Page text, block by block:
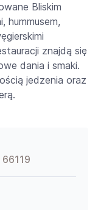
Bliskim
hummusem,
znajdą się
dania i smaki.
jedzenia oraz